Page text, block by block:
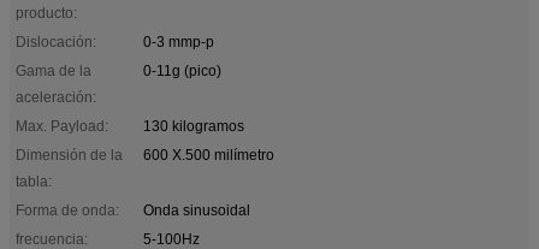
producto:
Dislocación:
0-3 mmp-p
Gama de la
aceleración:
0-11g (pico)
Max. Payload:
130 kilogramos
Dimensión de la
tabla:
600 X.500 milímetro
Forma de onda:
Onda sinusoidal
frecuencia:
5-100Hz